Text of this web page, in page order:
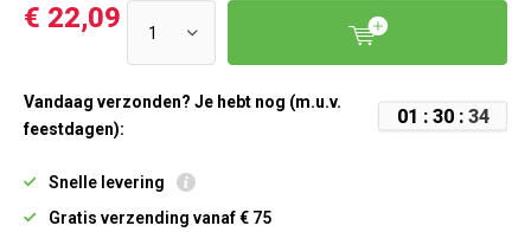
€ 22,09
Vandaag verzonden? Je hebt nog (m.u.v.
feestdagen):
01 : 30: 33
Snelle levering
Gratis verzending vanaf € 75